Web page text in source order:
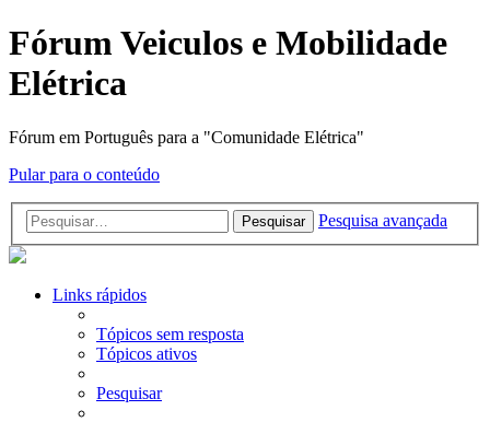
Fórum Veiculos e Mobilidade
Elétrica
Fórum em Português para a "Comunidade Elétrica"
Pular para o conteúdo
Pesquisar Pesquisa avançada
Links rápidos
Tópicos sem resposta
Tópicos ativos
Pesquisar